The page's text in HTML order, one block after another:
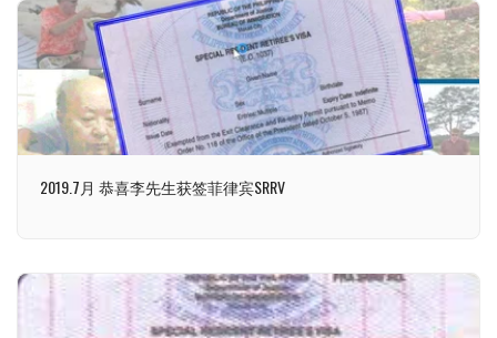
2019.7月 恭喜李先生获签菲律宾SRRV